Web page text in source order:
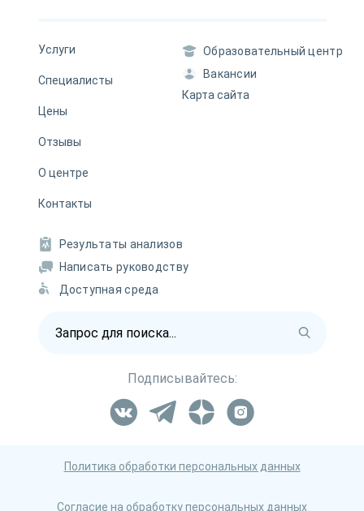
Услуги
Специалисты
Цены
Отзывы
О центре
Контакты
Образовательный центр
Вакансии
Карта сайта
Результаты анализов
Написать руководству
Доступная среда
Подписывайтесь:
Политика обработки персональных данных
Согласие на обработку персональных данных